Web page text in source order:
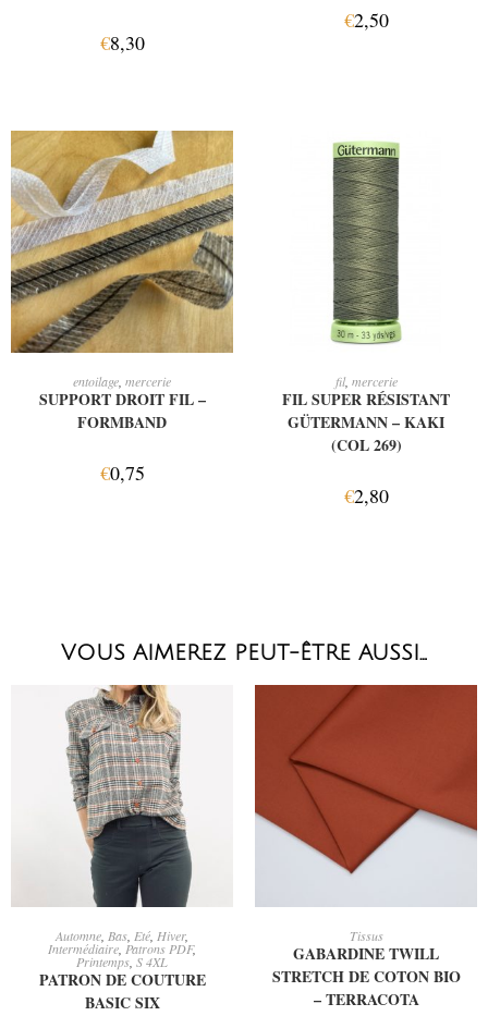
€8,30
€2,50
CHOIX DES OPTIONS
entoilage, mercerie
SUPPORT DROIT FIL –
FORMBAND
€0,75
AJOUTER AU PANIER
fil, mercerie
FIL SUPER RÉSISTANT
GÜTERMANN – KAKI
(COL 269)
€2,80
VOUS AIMEREZ PEUT-ÊTRE AUSSI…
CHOIX DES OPTIONS
Automne, Bas, Eté, Hiver,
Intermédiaire, Patrons PDF,
Printemps, S 4XL
PATRON DE COUTURE
BASIC SIX
Tissus
GABARDINE TWILL
STRETCH DE COTON BIO
– TERRACOTA